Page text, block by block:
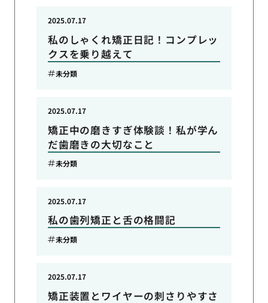
私のしゃくれ矯正日記！コンプレッ
クスを乗り越えて
2025.07.17
未分類
矯正中の磨きすぎ体験談！私が学ん
だ歯磨きの大切なこと
2025.07.17
未分類
私の歯列矯正と舌の格闘記
2025.07.17
未分類
矯正装置とワイヤーの刺さりやすさ
2025.07.17